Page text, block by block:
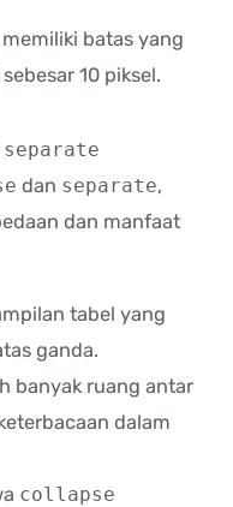
batas yang
10 piksel.
separate
dan separate,
dan manfaat
tabel yang
ganda.
banyak ruang antar
dalam
collapse